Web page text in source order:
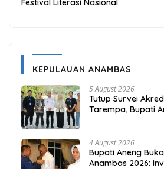
Festival Literasi Nasional
KEPULAUAN ANAMBAS
5 August 2026
Tutup Survei
Tarempa, Bupati
4 August 2026
Bupati Aneng
Anambas 2026: